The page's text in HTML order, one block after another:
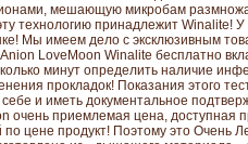
мешающую микробам
технологию принадлежит Winalite!
Мы имеем дело с эксклюзивным
Anion LoveMoon Winalite бесплатно
минут определить наличие
прокладок! Показания этого
себе и иметь документальное
очень приемлемая цена,
цене продукт! Поэтому это Очень